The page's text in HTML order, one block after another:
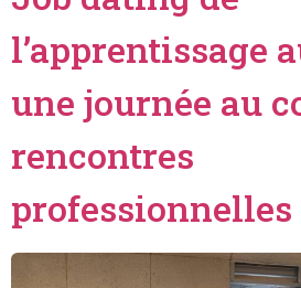
l’apprentissage
une journée au
rencontres
professionnelles